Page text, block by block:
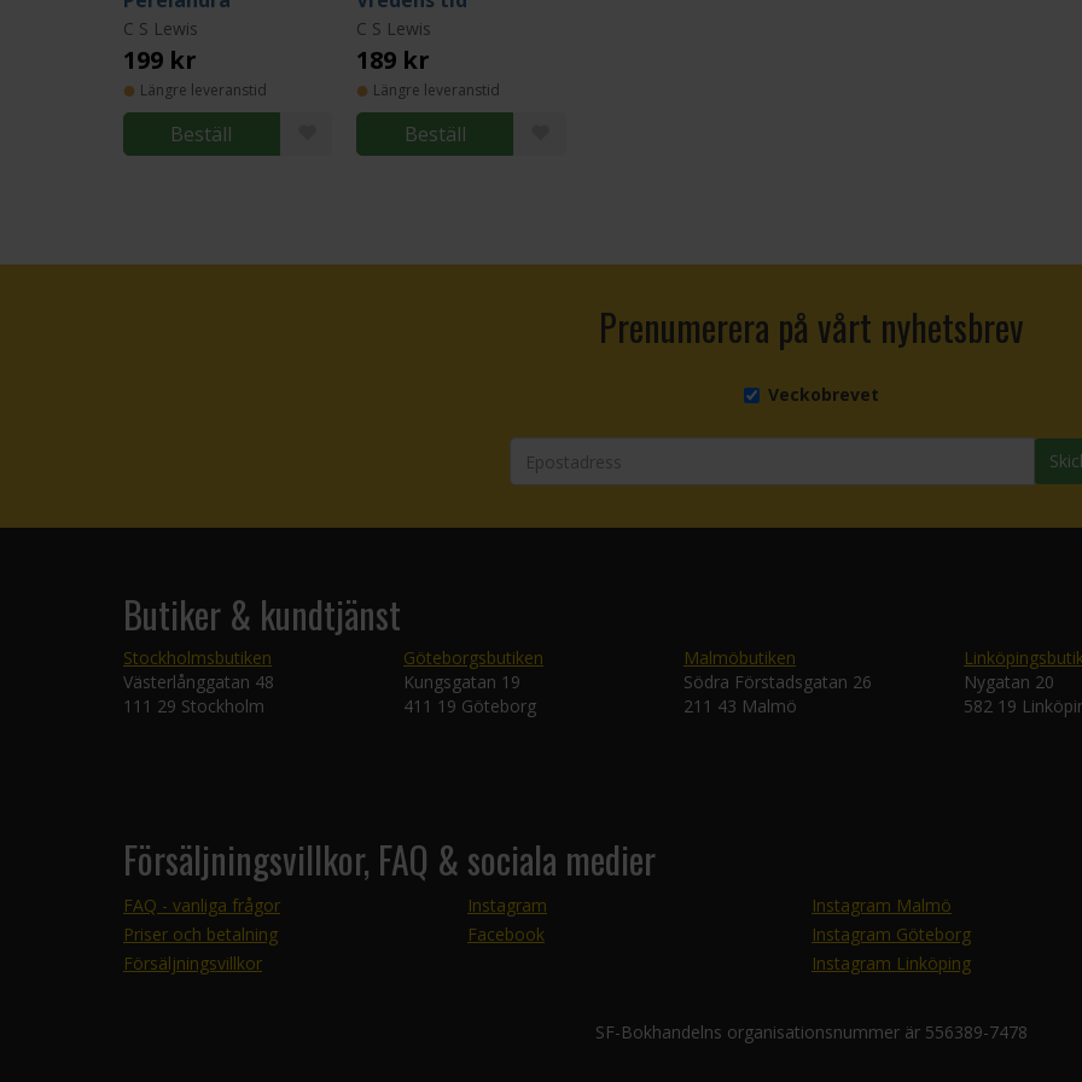
C S Lewis
199 kr
Längre leveranstid
Beställ
C S Lewis
189 kr
Längre leveranstid
Beställ
Prenumerera på vårt nyhetsbrev
Veckobrevet
Butiker & kundtjänst
Stockholmsbutiken
Västerlånggatan 48
111 29 Stockholm
Göteborgsbutiken
Kungsgatan 19
411 19 Göteborg
Malmöbutiken
Södra Förstadsgatan 26
211 43 Malmö
Nygatan 20
582 19
Försäljningsvillkor, FAQ & sociala medier
FAQ - vanliga frågor
Priser och betalning
Försäljningsvillkor
Instagram
Facebook
Instagram Malmö
Instagram Göteborg
Instagram Linköping
SF-Bokhandelns organisationsnummer är 556389-7478